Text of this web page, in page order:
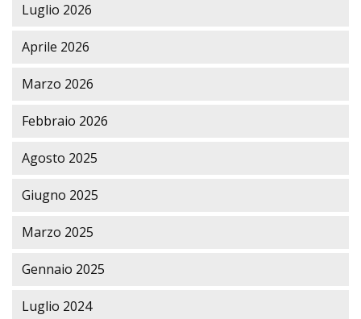
Luglio 2026
Aprile 2026
Marzo 2026
Febbraio 2026
Agosto 2025
Giugno 2025
Marzo 2025
Gennaio 2025
Luglio 2024